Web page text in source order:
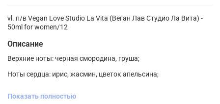
vl. п/в Vegan Love Studio La Vita (Веган Лав Студио Ла Вита) -
50ml for women/12
Описание
Верхние ноты: черная смородина, груша;
Ноты сердца: ирис, жасмин, цветок апельсина;
Показать полностью